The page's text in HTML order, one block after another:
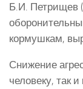
Б.И. Петрищев
кормушкам,
Снижение
человеку, так